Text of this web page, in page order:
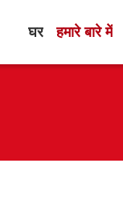
घर हमारे बारे में